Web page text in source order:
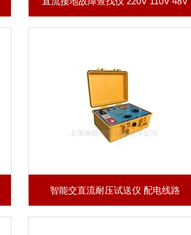
智能交直流耐压试送仪 配电线路